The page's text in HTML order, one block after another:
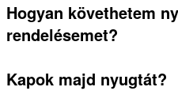
Hogyan követhetem
rendelésemet?
Kapok majd nyugtát?